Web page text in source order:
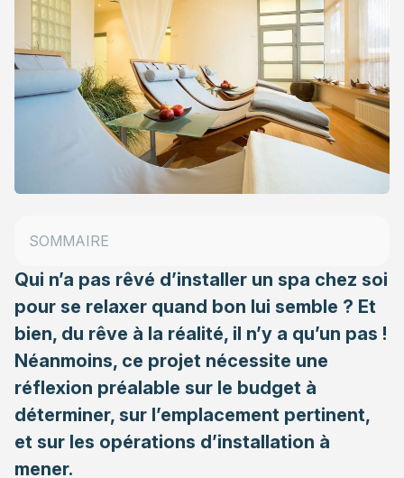
Qui n’a pas rêvé d’installer un spa chez soi
pour se relaxer quand bon lui semble ? Et
bien, du rêve à la réalité, il n’y a qu’un pas !
Néanmoins, ce projet nécessite une
réflexion préalable sur le budget à
déterminer, sur l’emplacement pertinent,
et sur les opérations d’installation à
mener.
SOMMAIRE
L’installation d’un spa : quelques règles à connaître
Quid des travaux eux-mêmes ?